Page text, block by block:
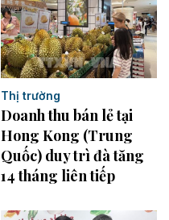
Thị trường
Doanh thu bán lẻ tại
Hong Kong (Trung
Quốc) duy trì đà tăng
14 tháng liên tiếp